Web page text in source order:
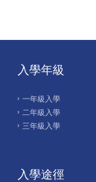
入學年級
一年級入學
二年級入學
三年級入學
入學途徑